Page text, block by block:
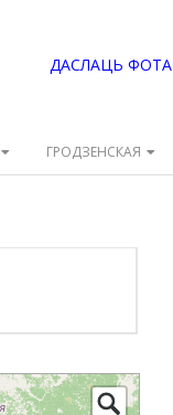
ДАСЛАЦЬ ФОТА
ГРОДЗЕНСКАЯ